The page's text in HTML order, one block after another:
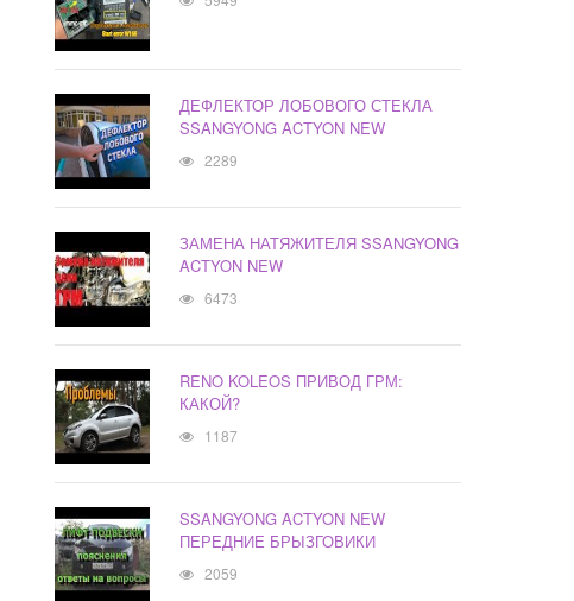
ДЕФЛЕКТОР ЛОБОВОГО СТЕКЛА
SSANGYONG ACTYON NEW
2289
ЗАМЕНА НАТЯЖИТЕЛЯ SSANGYONG
ACTYON NEW
6473
RENO KOLEOS ПРИВОД ГРМ:
КАКОЙ?
1187
SSANGYONG ACTYON NEW
ПЕРЕДНИЕ БРЫЗГОВИКИ
2059